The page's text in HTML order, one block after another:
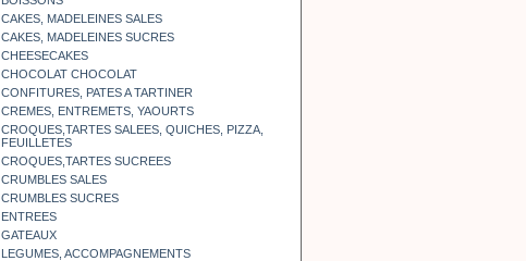
CAKES, MADELEINES SALES
CAKES, MADELEINES SUCRES
CHEESECAKES
CHOCOLAT CHOCOLAT
CONFITURES, PATES A TARTINER
CREMES, ENTREMETS, YAOURTS
CROQUES,TARTES SALEES, QUICHES, PIZZA,
FEUILLETES
CROQUES,TARTES SUCREES
CRUMBLES SALES
CRUMBLES SUCRES
ENTREES
GATEAUX
LEGUMES, ACCOMPAGNEMENTS